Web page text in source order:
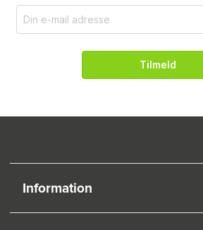
Tilmeld
Information